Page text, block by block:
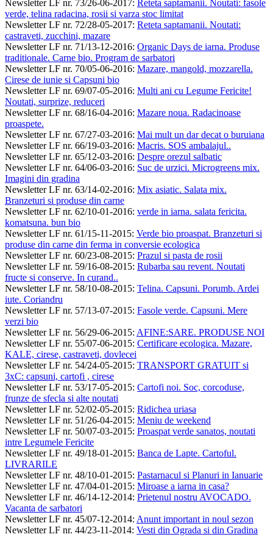
Newsletter LF nr. 73/26-06-2017: Reteta saptamanii. Noutati: fasole
verde, telina radacina, rosii si varza stoc limitat
Newsletter LF nr. 72/28-05-2017: Reteta saptamanii. Noutati:
castraveti, zucchini, mazare
Newsletter LF nr. 71/13-12-2016: Organic Days de iarna. Produse
traditionale. Carne bio. Program de sarbatori
Newsletter LF nr. 70/05-06-2016: Mazare, mangold, mozzarella.
Cirese de iunie si Capsuni bio
Newsletter LF nr. 69/07-05-2016: Multi ani cu Legume Fericite!
Noutati, surprize, reduceri
Newsletter LF nr. 68/16-04-2016: Mazare noua. Radacinoase
proaspete.
Newsletter LF nr. 67/27-03-2016: Mai mult un dar decat o buruiana
Newsletter LF nr. 66/19-03-2016: Macris. SOS ambalajul..
Newsletter LF nr. 65/12-03-2016: Despre orezul salbatic
Newsletter LF nr. 64/06-03-2016: Suc de urzici. Microgreens mix.
Imagini din gradina
Newsletter LF nr. 63/14-02-2016: Mix asiatic. Salata mix.
Branzeturi si produse din carne
Newsletter LF nr. 62/10-01-2016: verde in iarna. salata fericita.
komatsuna. bun bio
Newsletter LF nr. 61/15-11-2015: Verde bio proaspat. Branzeturi si
produse din carne din ferma in conversie ecologica
Newsletter LF nr. 60/23-08-2015: Prazul si pasta de rosii
Newsletter LF nr. 59/16-08-2015: Rubarba sau revent. Noutati
fructe si conserve. In curand..
Newsletter LF nr. 58/10-08-2015: Telina. Capsuni. Porumb. Ardei
iute. Coriandru
Newsletter LF nr. 57/13-07-2015: Fasole verde. Capsuni. Mere
verzi bio
Newsletter LF nr. 56/29-06-2015: AFINE:SARE. PRODUSE NOI
Newsletter LF nr. 55/07-06-2015: Certificare ecologica. Mazare,
KALE, cirese, castraveti, dovlecei
Newsletter LF nr. 54/24-05-2015: TRANSPORT GRATUIT si
3xC: capsuni, cartofi , cirese
Newsletter LF nr. 53/17-05-2015: Cartofi noi. Soc, corcoduse,
frunze de sfecla si alte noutati
Newsletter LF nr. 52/02-05-2015: Ridichea uriasa
Newsletter LF nr. 51/26-04-2015: Meniu de weekend
Newsletter LF nr. 50/07-03-2015: Proaspat verde sanatos, noutati
intre Legumele Fericite
Newsletter LF nr. 49/18-01-2015: Banca de Lapte. Cartoful.
LIVRARILE
Newsletter LF nr. 48/10-01-2015: Pastarnacul si Planuri in Ianuarie
Newsletter LF nr. 47/04-01-2015: Miroase a iarna in casa?
Newsletter LF nr. 46/14-12-2014: Prietenul nostru AVOCADO.
Vacanta de sarbatori
Newsletter LF nr. 45/07-12-2014: Anunt important in noul sezon
Newsletter LF nr. 44/23-11-2014: Vesti din Ograda si din Gradina